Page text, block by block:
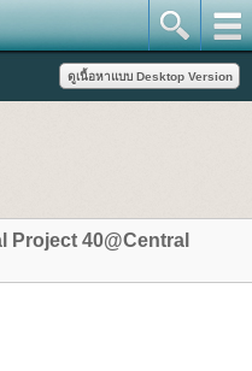
Project 40@Central